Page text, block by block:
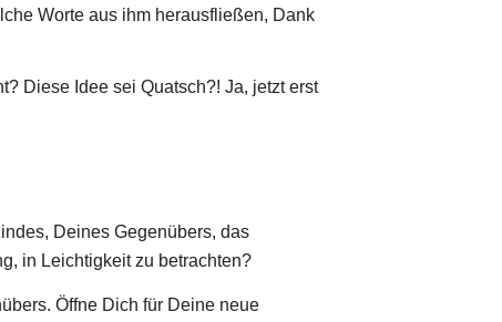
Worte aus ihm herausfließen, Dank
Diese Idee sei Quatsch?! Ja, jetzt erst
Deines Gegenübers, das
in Leichtigkeit zu betrachten?
Öffne Dich für Deine neue